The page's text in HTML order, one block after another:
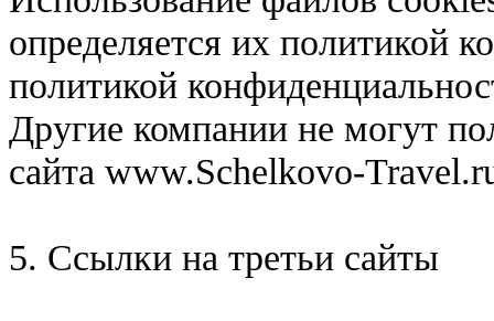
определяется их политикой
политикой
Другие компании не могут
сайта www.Schelkovo-
5. Ссылки на третьи сайты